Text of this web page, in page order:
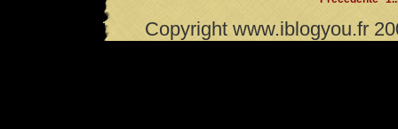
Copyright www.iblogyou.fr